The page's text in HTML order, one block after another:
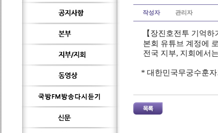
작성자 관리자
【장진호전투 기억
본회 유튜브 계정에
전국 지부, 지회에서
* 대한민국무궁수훈